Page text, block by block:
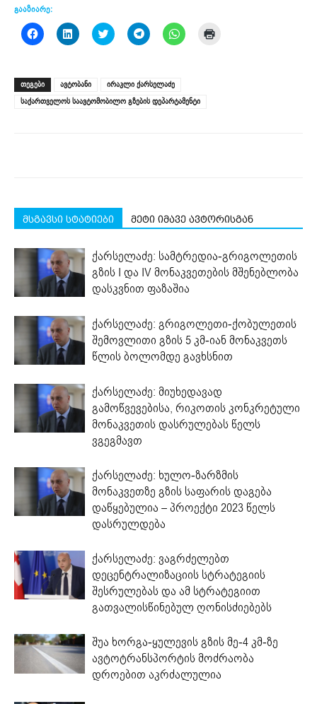
გააზიარე:
Click
to
(Opens
in
new
window)
Click
to
(Opens
in
new
window)
Click
to
(Opens
in
new
window)
Click
to
(Opens
in
new
window)
Click
to
new
window)
ᲗᲔᲒᲔᲑᲘ ავტობანი
ირაკლი ქარსელაძე
საქართველოს საავტომობილო გზების დეპარტამენტი
მსგავსი სტატიები მეტი იმავე ავტორისგან
ქარსელაძე: სამტრედია-გრიგოლეთის
გზის I და IV მონაკვეთების მშენებლობა
დასკვნით ფაზაშია
ქარსელაძე: გრიგოლეთი-ქობულეთის
შემოვლითი გზის 5 კმ-იან მონაკვეთს
წლის ბოლომდე გავხსნით
ქარსელაძე: მიუხედავად
გამოწვევებისა, რიკოთის კონკრეტული
მონაკვეთის დასრულებას წელს
ვგეგმავთ
ქარსელაძე: ხულო-ზარზმის
მონაკვეთზე გზის საფარის დაგება
დაწყებულია – პროექტი 2023 წელს
დასრულდება
ქარსელაძე: ვაგრძელებთ
დეცენტრალიზაციის სტრატეგიის
შესრულებას და ამ სტრატეგიით
გათვალისწინებულ ღონისძიებებს
შუა ხორგა-ყულევის გზის მე-4 კმ-ზე
ავტოტრანსპორტის მოძრაობა
დროებით აკრძალულია